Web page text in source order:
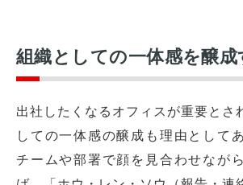
組織としての一体感を醸
出社したくなるオフィスが重要とさ
しての一体感の醸成も理由として
チームや部署で顔を見合わせなが